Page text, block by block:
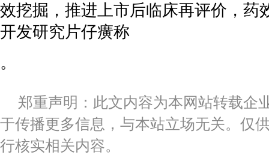
效挖掘，推进上市后临床再评价，药
开发研究片仔癀称
。
郑重声明：此文内容为本网站转载企
于传播更多信息，与本站立场无关。仅
行核实相关内容。